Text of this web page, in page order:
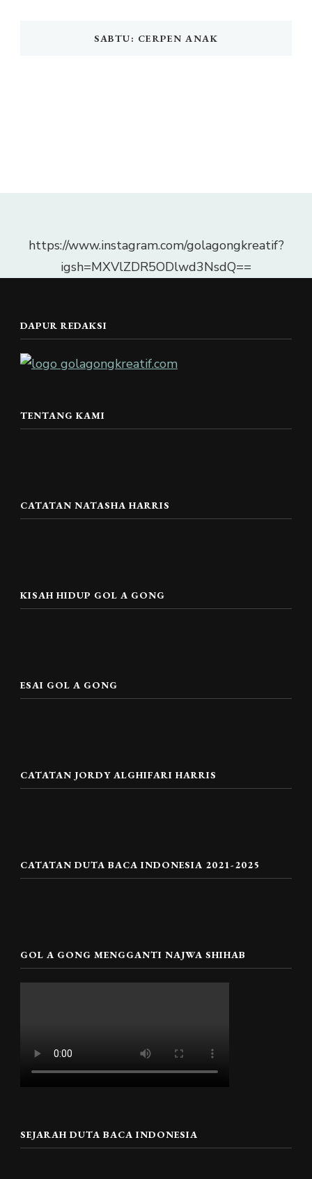
SABTU: CERPEN ANAK
https://www.instagram.com/golagongkreatif?
igsh=MXVlZDR5ODlwd3NsdQ==
DAPUR REDAKSI
TENTANG KAMI
CATATAN NATASHA HARRIS
KISAH HIDUP GOL A GONG
ESAI GOL A GONG
CATATAN JORDY ALGHIFARI HARRIS
CATATAN DUTA BACA INDONESIA 2021-2025
GOL A GONG MENGGANTI NAJWA SHIHAB
SEJARAH DUTA BACA INDONESIA